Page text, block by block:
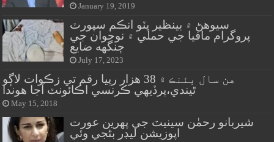
January 19, 2019
سيوهڻ ۾ بينظير ڀٽو انڪم سپورٽ
پروگرام مافيا جي حملي ۾ نوجوان جي
ڄنگهه ضايع
July 17, 2023
هن سال بئنڪ ۾ 38 هزار رپيا رقم تي زڪوات لاڳو
ٿيندي،پرڏيهي ڪرنسي اڪائونٽ آجا هوندا
May 15, 2018
شيربانو رحمٰن سينيٽ جي پهرين عورت
اپوزيشن ليڊر بڻجي وئي